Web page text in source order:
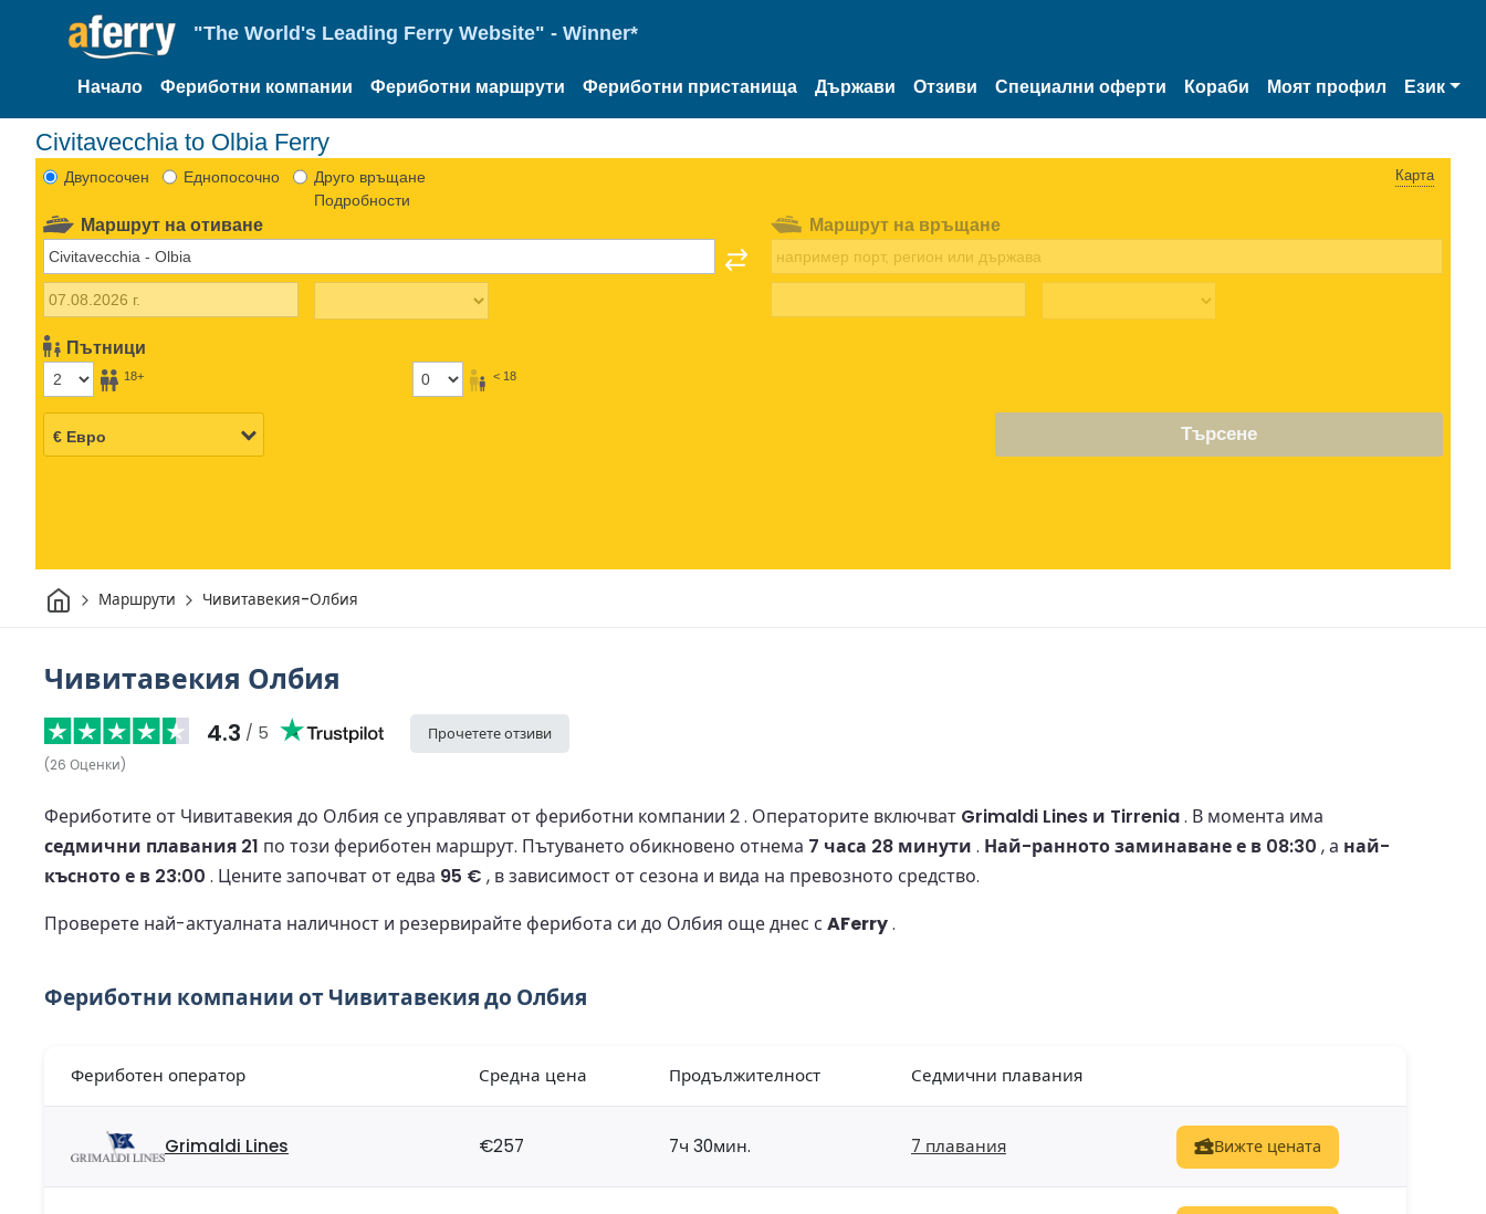
"The World's Leading Ferry Website" - Winner*
Начало Фериботни компании Фериботни маршрути Фериботни пристанища Държави Отзиви Специални оферти Кораби Моят профил Език
Civitavecchia to Olbia Ferry
Двупосочен Еднопосочно
Друго връщане
Подробности
Карта
Маршрут на отиване
Пътници
18+ < 18
Маршрут на връщане
Търсене
Начало
Маршрути Чивитавекия-Олбия
Чивитавекия Олбия
4.3 / 5
(26 Оценки)
Прочетете отзиви
Фериботите от Чивитавекия до Олбия се управляват от фериботни компании 2 . Операторите включват Grimaldi Lines и Tirrenia. В момента има
седмични плавания 21 по този фериботен маршрут. Пътуването обикновено отнема 7 часа 28 минути . Най-ранното заминаване е в 08:30 , а най-
късното е в 23:00 . Цените започват от едва 95 € , в зависимост от сезона и вида на превозното средство.
Проверете най-актуалната наличност и резервирайте ферибота си до Олбия още днес с AFerry.
Фериботни компании от Чивитавекия до Олбия
Фериботен оператор Средна цена Продължителност Седмични плавания
Grimaldi Lines €257 7ч 30мин. 7 плавания Вижте цената